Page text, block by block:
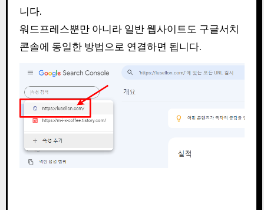
니다.
워드프레스뿐만 아니라 일반 웹사이트도 구글서치
콘솔에 동일한 방법으로 연결하면 됩니다.